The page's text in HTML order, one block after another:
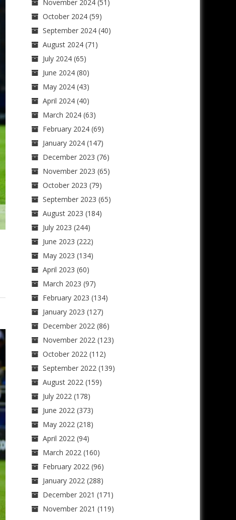
November 2024(51)
October 2024(59)
September 2024(40)
August 2024(71)
July 2024(65)
June 2024(80)
May 2024(43)
April 2024(40)
March 2024(63)
February 2024(69)
January 2024(147)
December 2023 (76)
November 2023 (65)
October 2023 (79)
September 2023 (65)
August 2023 (184)
July 2023 (244)
June 2023 (222)
May 2023 (134)
April 2023 (60)
March 2023 (97)
February 2023 (134)
January 2023 (127)
December 2022(86)
November 2022(123)
October 2022(112)
September 2022(139)
August 2022(159)
July 2022(178)
June 2022(373)
May 2022(218)
April 2022(94)
March 2022(160)
February 2022(96)
January 2022(288)
December 2021 (171)
November 2021 (119)